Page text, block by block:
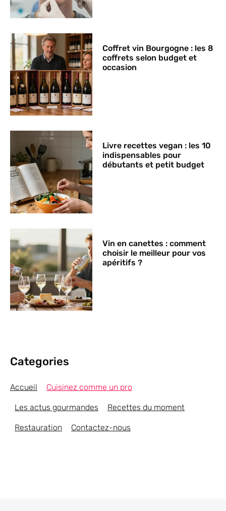
Coffret vin Bourgogne : les 8
coffrets selon budget et
occasion
Livre recettes vegan : les 10
indispensables pour
débutants et petit budget
Vin en canettes : comment
choisir le meilleur pour vos
apéritifs ?
Categories
Accueil Cuisinez comme un pro
Les actus gourmandes Recettes du moment
Restauration Contactez-nous